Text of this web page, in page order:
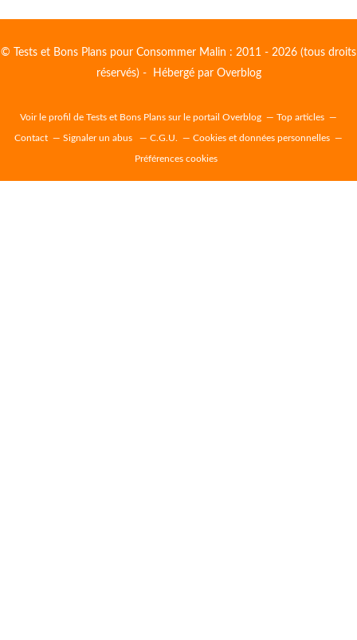
© Tests et Bons Plans pour Consommer Malin : 2011 - 2026 (tous droits
réservés) - Hébergé par Overblog
Voir le profil de Tests et Bons Plans sur le portail Overblog Top articles
Contact Signaler un abus C.G.U. Cookies et données personnelles
Préférences cookies